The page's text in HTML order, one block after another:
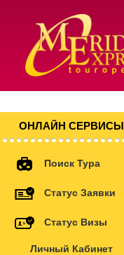
ОНЛАЙН СЕРВИСЫ
Поиск Тура
Статус Заявки
Статус Визы
Личный Кабинет